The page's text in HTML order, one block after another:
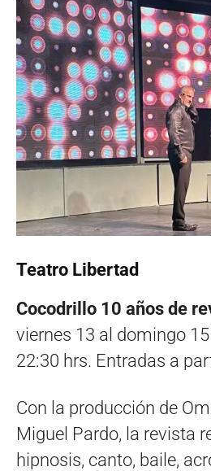
Teatro Libertad
Cocodrillo 10 años de
viernes 13 al domingo
22:30 hrs. Entradas a
Con la producción de
Miguel Pardo, la revista
hipnosis, canto, baile,